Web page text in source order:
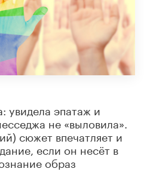
увидела эпатаж и
не «выловила».
сюжет впечатляет и
если он несёт в
образ